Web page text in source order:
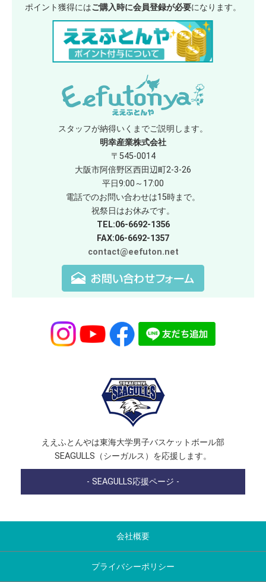
ポイント獲得にはご購入時に会員登録が必要になります。
スタッフが納得いくまでご説明します。
明幸産業株式会社
〒545-0014
大阪市阿倍野区西田辺町2-3-26
平日9:00～17:00
電話でのお問い合わせは15時まで。
祝祭日はお休みです。
TEL:06-6692-1356
FAX:06-6692-1357
contact@eefuton.net
ええふとんやは東海大学男子バスケットボール部
SEAGULLS（シーガルス）を応援します。
- SEAGULLS応援ページ -
会社概要
プライバシーポリシー